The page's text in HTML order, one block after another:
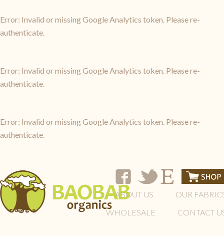
Error: Invalid or missing Google Analytics token. Please re-
authenticate.
Error: Invalid or missing Google Analytics token. Please re-
authenticate.
Error: Invalid or missing Google Analytics token. Please re-
authenticate.
ABOUT US
OUR
WHOLESALE
CONTACT